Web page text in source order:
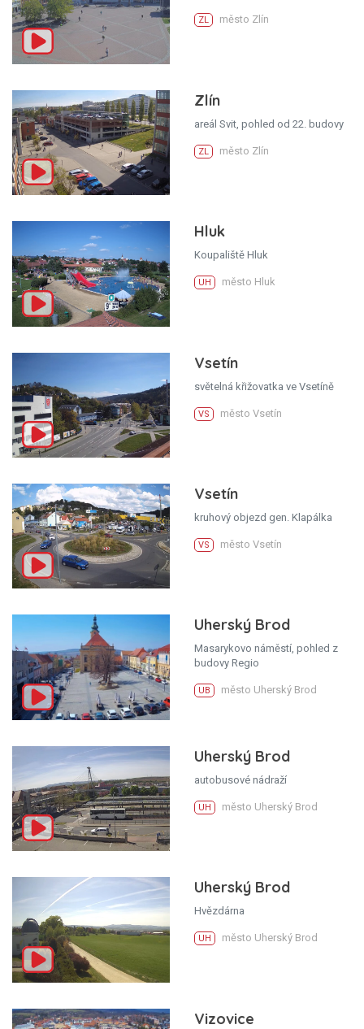
ZL město Zlín
Zlín
areál Svit, pohled od 22. budovy
ZL město Zlín
Hluk
Koupaliště Hluk
UH město Hluk
Vsetín
světelná křižovatka ve Vsetíně
VS město Vsetín
Vsetín
kruhový objezd gen. Klapálka
VS město Vsetín
Uherský Brod
Masarykovo náměstí, pohled z
budovy Regio
UB město Uherský Brod
Uherský Brod
autobusové nádraží
UH město Uherský Brod
Uherský Brod
Hvězdárna
UH město Uherský Brod
Vizovice